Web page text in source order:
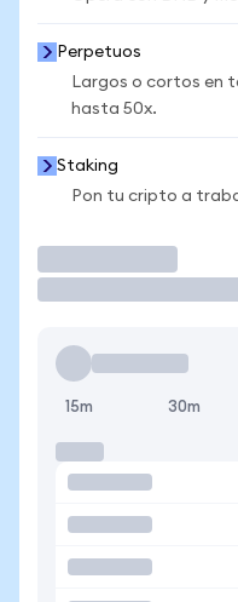
Perpetuos
Largos o cortos en
hasta 50x.
Staking
Pon tu cripto a
15m 30m